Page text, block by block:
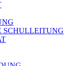
SCHULLEITUNG